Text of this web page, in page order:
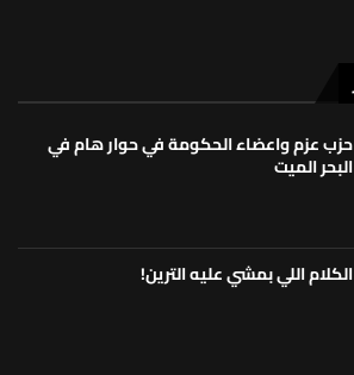
حزب عزم واعضاء الحكومة في حوار هام في
البحر الميت
الكلام اللي بمشي عليه الترين!